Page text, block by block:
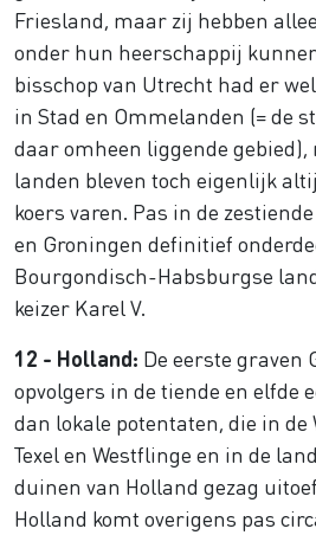
Friesland, maar zij hebben
onder hun heerschappij
bisschop van Utrecht had er
in Stad en Ommelanden (= de
daar omheen liggende gebied),
landen bleven toch eigenlijk
koers varen. Pas in de
en Groningen definitief
Bourgondisch-Habsburgse
keizer Karel V.
12 - Holland: De eerste graven
opvolgers in de tiende en elfde
dan lokale potentaten, die in de
Texel en Westflinge en in de
duinen van Holland gezag
Holland komt overigens pas